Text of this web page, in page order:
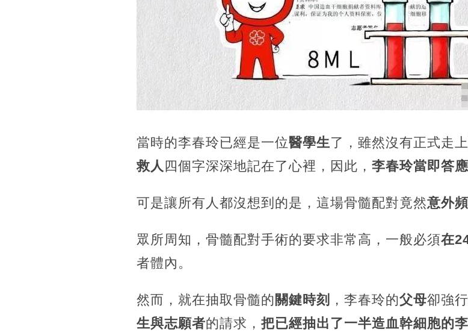
當時的李春玲已經是一位醫學生了，雖然沒有正式走
救人四個字深深地記在了心裡，因此， 李春玲當即答
可是讓所有人都沒想到的是，這場骨髓配對竟然意外
眾所周知，骨髓配對手術的要求非常高，一般必須在
者體內。
然而，就在抽取骨髓的 關鍵時刻 ，李春玲的父母卻強
生與志願者的請求， 把已經抽出了一半造血幹細胞的